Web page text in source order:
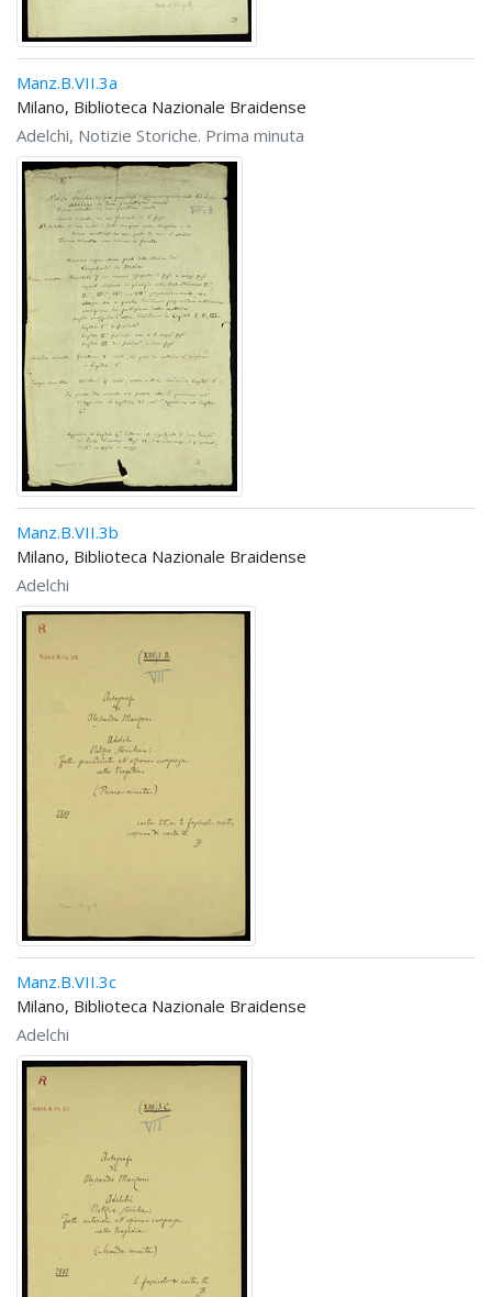
Manz.B.VII.3a
Milano, Biblioteca Nazionale Braidense
Adelchi, Notizie Storiche. Prima minuta
Manz.B.VII.3b
Milano, Biblioteca Nazionale Braidense
Adelchi
Manz.B.VII.3c
Milano, Biblioteca Nazionale Braidense
Adelchi